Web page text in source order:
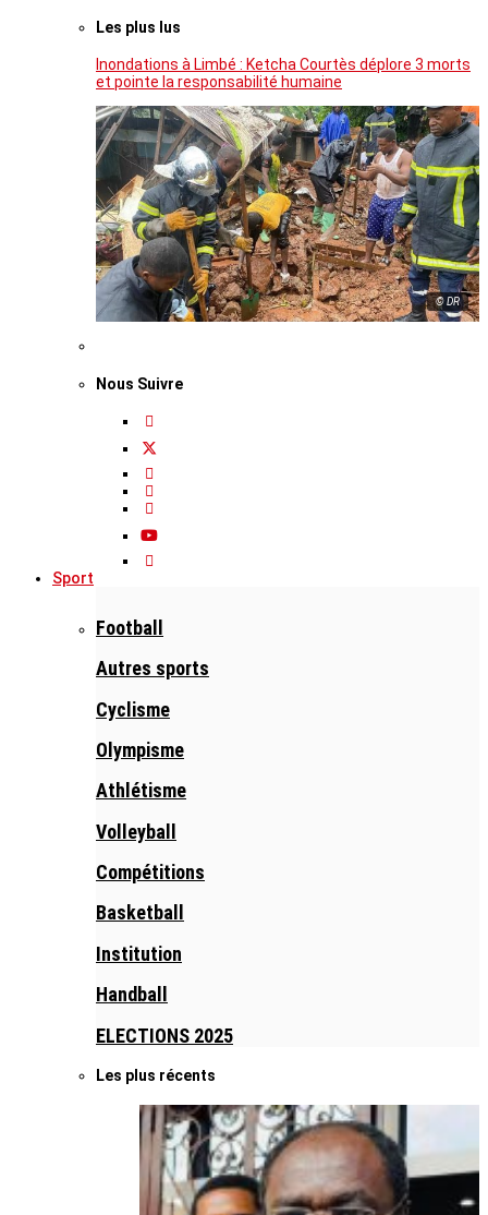
Les plus lus
Inondations à Limbé : Ketcha Courtès déplore 3 morts
et pointe la responsabilité humaine
© DR
Nous Suivre
Sport
Football
Autres sports
Cyclisme
Olympisme
Athlétisme
Volleyball
Compétitions
Basketball
Institution
Handball
ELECTIONS 2025
Les plus récents